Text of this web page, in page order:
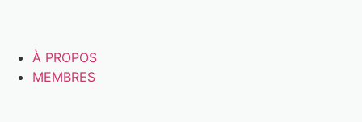
À PROPOS
MEMBRES